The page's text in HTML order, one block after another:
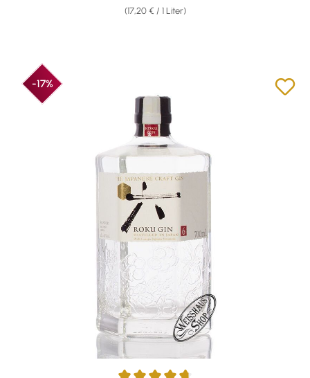
(17,20 € / 1 Liter)
-17%